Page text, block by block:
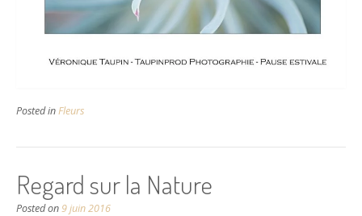
Posted inFleurs
Regard sur la Nature
Posted on9 juin 2016